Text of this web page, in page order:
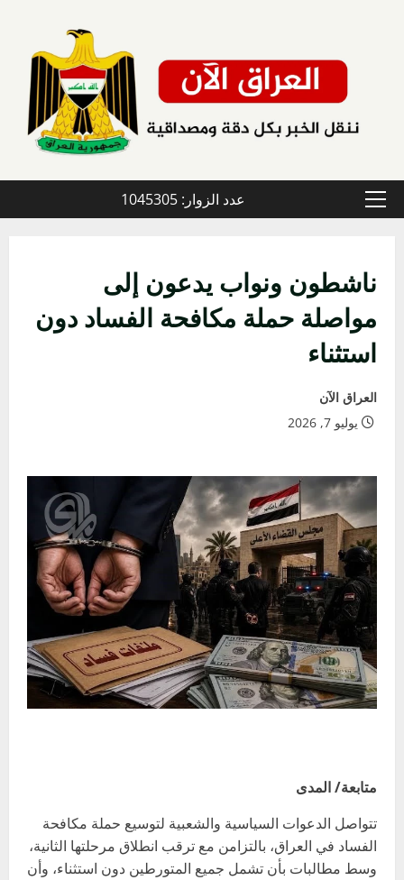
القائمة
عدد الزوار: 1045305
ناشطون ونواب يدعون إلى
مواصلة حملة مكافحة الفساد دون
استثناء
العراق الآن
يوليو 7, 2026
متابعة/ المدى
تتواصل الدعوات السياسية والشعبية لتوسيع حملة مكافحة
الفساد في العراق، بالتزامن مع ترقب انطلاق مرحلتها الثانية،
وسط مطالبات بأن تشمل جميع المتورطين دون استثناء، وأن